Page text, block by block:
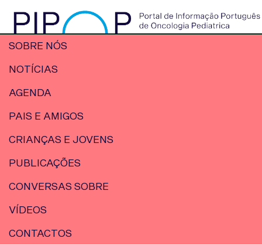
SOBRE NÓS
NOTÍCIAS
AGENDA
PAIS E AMIGOS
CRIANÇAS E JOVENS
PUBLICAÇÕES
CONVERSAS SOBRE
VÍDEOS
CONTACTOS